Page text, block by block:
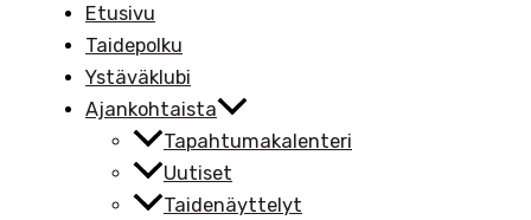
Etusivu
Taidepolku
Ystäväklubi
Ajankohtaista
Tapahtumakalenteri
Uutiset
Taidenäyttelyt